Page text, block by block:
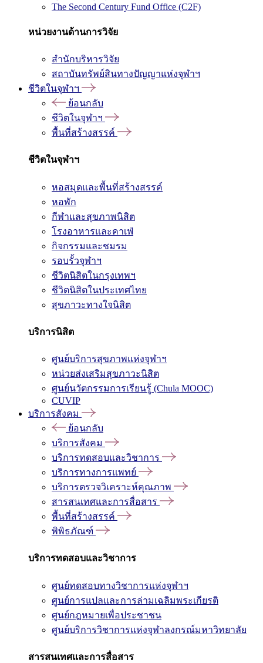
The Second Century Fund Office (C2F)
หน่วยงานด้านการวิจัย
สำนักบริหารวิจัย
สถาบันทรัพย์สินทางปัญญาแห่งจุฬาฯ
ชีวิตในจุฬาฯ
ย้อนกลับ
ชีวิตในจุฬาฯ
พื้นที่สร้างสรรค์
ชีวิตในจุฬาฯ
หอสมุดและพื้นที่สร้างสรรค์
หอพัก
กีฬาและสุขภาพนิสิต
โรงอาหารและคาเฟ่
กิจกรรมและชมรม
รอบรั้วจุฬาฯ
ชีวิตนิสิตในกรุงเทพฯ
ชีวิตนิสิตในประเทศไทย
สุขภาวะทางใจนิสิต
บริการนิสิต
ศูนย์บริการสุขภาพแห่งจุฬาฯ
หน่วยส่งเสริมสุขภาวะนิสิต
ศูนย์นวัตกรรมการเรียนรู้ (Chula MOOC)
CUVIP
บริการสังคม
ย้อนกลับ
บริการสังคม
บริการทดสอบและวิชาการ
บริการทางการแพทย์
บริการตรวจวิเคราะห์คุณภาพ
สารสนเทศและการสื่อสาร
พื้นที่สร้างสรรค์
พิพิธภัณฑ์
บริการทดสอบและวิชาการ
ศูนย์ทดสอบทางวิชาการแห่งจุฬาฯ
ศูนย์การแปลและการล่ามเฉลิมพระเกียรติ
ศูนย์กฎหมายเพื่อประชาชน
ศูนย์บริการวิชาการแห่งจุฬาลงกรณ์มหาวิทยาลัย
สารสนเทศและการสื่อสาร